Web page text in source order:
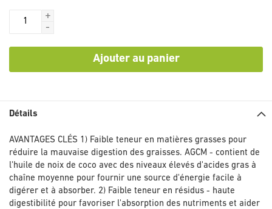
+
-
Ajouter au panier
Détails
AVANTAGES CLÉS 1) Faible teneur en matières grasses pour
réduire la mauvaise digestion des graisses. AGCM - contient de
l'huile de noix de coco avec des niveaux élevés d'acides gras à
chaîne moyenne pour fournir une source d'énergie facile à
digérer et à absorber. 2) Faible teneur en résidus - haute
digestibilité pour favoriser l'absorption des nutriments et aider